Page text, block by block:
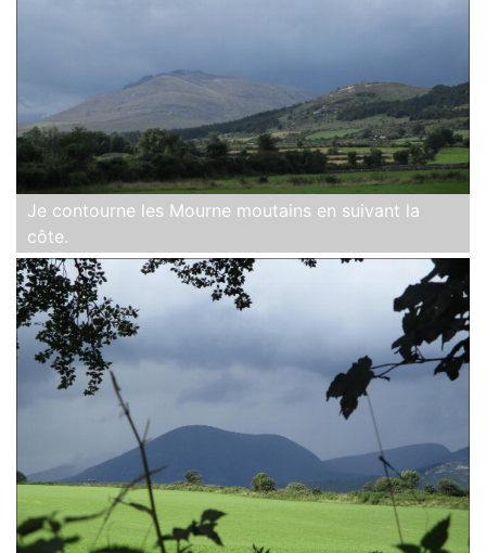
Je contourne les Mourne moutains en suivant la
côte.